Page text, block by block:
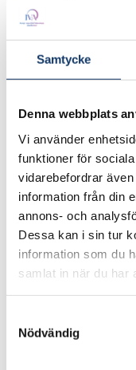
Samtycke
Denna webbplats
Vi använder
funktioner för
vidarebefordrar
information från din
annons- och
Dessa kan i sin tur
information som du
samlat in när du har
Nödvändig
Cirkulär
Lärosäten:
Sveriges
Staffan
Besök
Utvecklingen har
mångårig
på hög
resurseffektivitet
inte enbart